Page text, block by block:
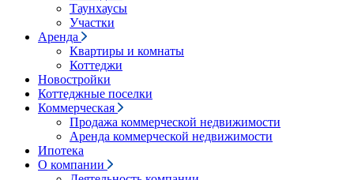
Таунхаусы
Участки
Аренда
Квартиры и комнаты
Коттеджи
Новостройки
Коттеджные поселки
Коммерческая
Продажа коммерческой недвижимости
Аренда коммерческой недвижимости
Ипотека
О компании